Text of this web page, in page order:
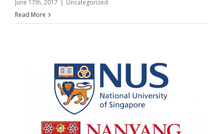
June 17th, 2017 | Uncategorized
Read More